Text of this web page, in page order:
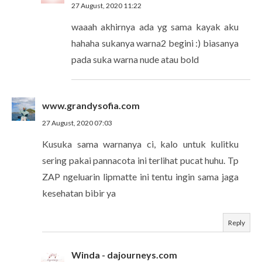
27 August, 2020 11:22
waaah akhirnya ada yg sama kayak aku
hahaha sukanya warna2 begini :) biasanya
pada suka warna nude atau bold
www.grandysofia.com
27 August, 2020 07:03
Kusuka sama warnanya ci, kalo untuk kulitku
sering pakai pannacota ini terlihat pucat huhu. Tp
ZAP ngeluarin lipmatte ini tentu ingin sama jaga
kesehatan bibir ya
Reply
Winda - dajourneys.com